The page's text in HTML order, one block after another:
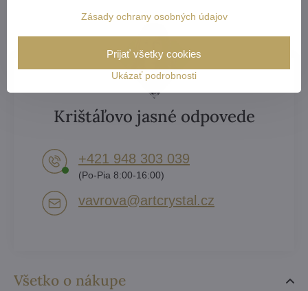
Všetko o nákupe
Krištáľovo jasné odpovede
+421 948 303 039
(Po-Pia 8:00-16:00)
vavrova​@artcrystal​.cz
Zásady ochrany osobných údajov
Ukázať podrobnosti
Prijať všetky cookies